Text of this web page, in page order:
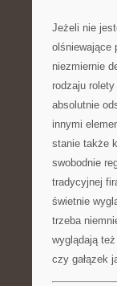
Jeżeli nie
olśniewające
niezmiernie
rodzaju
absolutnie
innymi
stanie także
swobodnie
tradycyjnej
świetnie
trzeba
wyglądają
czy gałązek